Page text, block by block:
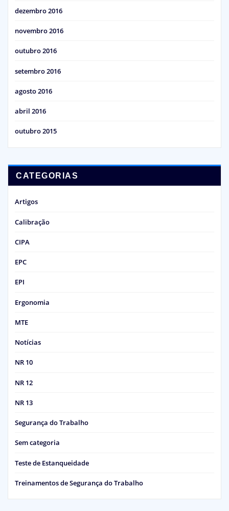
dezembro 2016
novembro 2016
outubro 2016
setembro 2016
agosto 2016
abril 2016
outubro 2015
CATEGORIAS
Artigos
Calibração
CIPA
EPC
EPI
Ergonomia
MTE
Notícias
NR 10
NR 12
NR 13
Segurança do Trabalho
Sem categoria
Teste de Estanqueidade
Treinamentos de Segurança do Trabalho